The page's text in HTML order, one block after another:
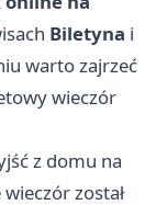
Biletyna i
warto zajrzeć
wieczór
z domu na
został